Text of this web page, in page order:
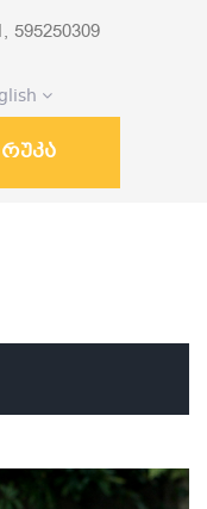
595250309